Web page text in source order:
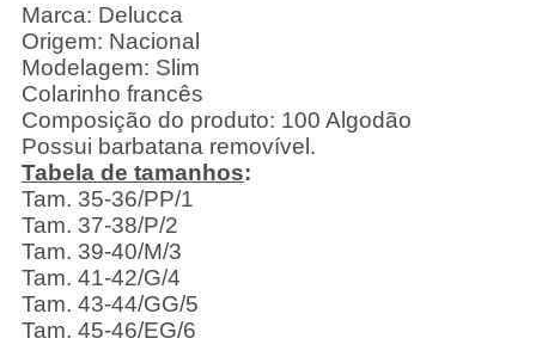
Marca: Delucca
Origem: Nacional
Modelagem: Slim
Colarinho francês
Composição do produto: 100 Algodão
Possui barbatana removível.
Tabela de tamanhos:
Tam. 35-36/PP/1
Tam. 37-38/P/2
Tam. 39-40/M/3
Tam. 41-42/G/4
Tam. 43-44/GG/5
Tam. 45-46/EG/6